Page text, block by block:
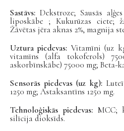
Sastāvs: Dekstroze; Sausās
liposkābe ; Kukurūzas ciete;
Žāvētas jēra aknas 2%, magnija
Uztura piedevas: Vitamīni (uz
vitamīns (alfa tokoferols)
askorbīnskābe) 75000 mg; Beta-
Sensorās piedevas (uz kg):
1250 mg; Astaksantīns 1250 mg.
Tehnoloģiskās piedevas:MCC;
silīcija dioksīds.